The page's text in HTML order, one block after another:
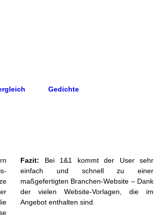
Gedichte
Fazit: Bei 1&1 kommt der User sehr
einfach und schnell zu einer
maßgefertigten Branchen-Website – Dank
der vielen Website-Vorlagen, die im
Angebot enthalten sind.